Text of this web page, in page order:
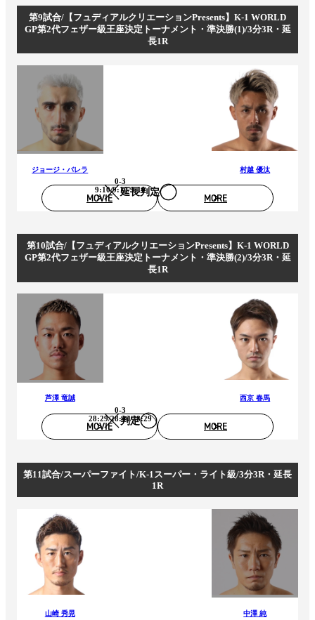
第9試合/【フュディアルクリエーションPresents】K-1 WORLD
GP第2代フェザー級王座決定トーナメント・準決勝(1)/3分3R・延
長1R
ジョージ・バレラ
延長判定
0-3
9:10/9:10/9:10
村越 優汰
MOVIE MORE
第10試合/【フュディアルクリエーションPresents】K-1 WORLD
GP第2代フェザー級王座決定トーナメント・準決勝(2)/3分3R・延
長1R
芦澤 竜誠
判定
0-3
28:29/28:30/28:29
西京 春馬
MOVIE MORE
第11試合/スーパーファイト/K-1スーパー・ライト級/3分3R・延長
1R
山崎 秀晃 中澤 純